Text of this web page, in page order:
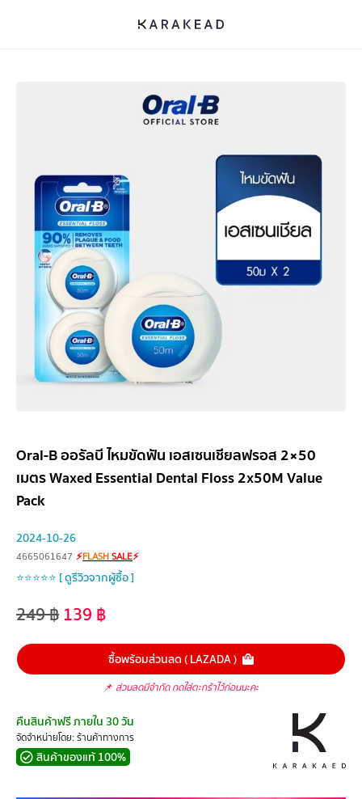
Oral-B ออรัลบี ไหมขัดฟัน เอสเซนเชียลฟรอส 2×50
เมตร Waxed Essential Dental Floss 2x50M Value
Pack
2024-10-26
4665061647 ⚡FLASHSALE⚡
⭐⭐⭐⭐⭐ [ ดูรีวิวจากผู้ซื้อ ]
249฿ 139 ฿
ซื้อพร้อมส่วนลด ( LAZADA )
📌 ส่วนลดมีจำกัด กดใส่ตะกร้าไว้ก่อนนะคะ
คืนสินค้าฟรี ภายใน 30 วัน
จัดจำหน่ายโดย: ร้านค้าทางการ
สินค้าของแท้ 100%